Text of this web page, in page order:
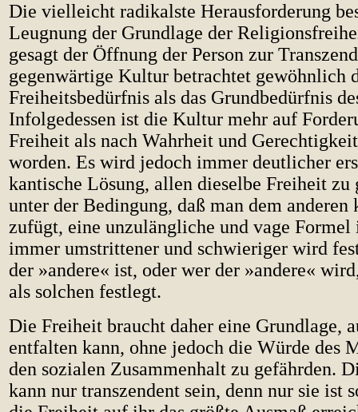
Die vielleicht radikalste Herausforderung
Leugnung der Grundlage der
gesagt der Öffnung der Person zur
gegenwärtige Kultur betrachtet gewöhnlich
Freiheitsbedürfnis als das Grundbedürfnis
Infolgedessen ist die Kultur mehr auf
Freiheit als nach Wahrheit und
worden. Es wird jedoch immer deutlicher
kantische Lösung, allen dieselbe Freiheit zu
unter der Bedingung, daß man dem anderen
zufügt, eine unzulängliche und vage Formel
immer umstrittener und schwieriger wird
der »andere« ist, oder wer der »andere«
als solchen festlegt.
Die Freiheit braucht daher eine Grundlage,
entfalten kann, ohne jedoch die Würde des
den sozialen Zusammenhalt zu gefährden.
kann nur transzendent sein, denn nur sie ist